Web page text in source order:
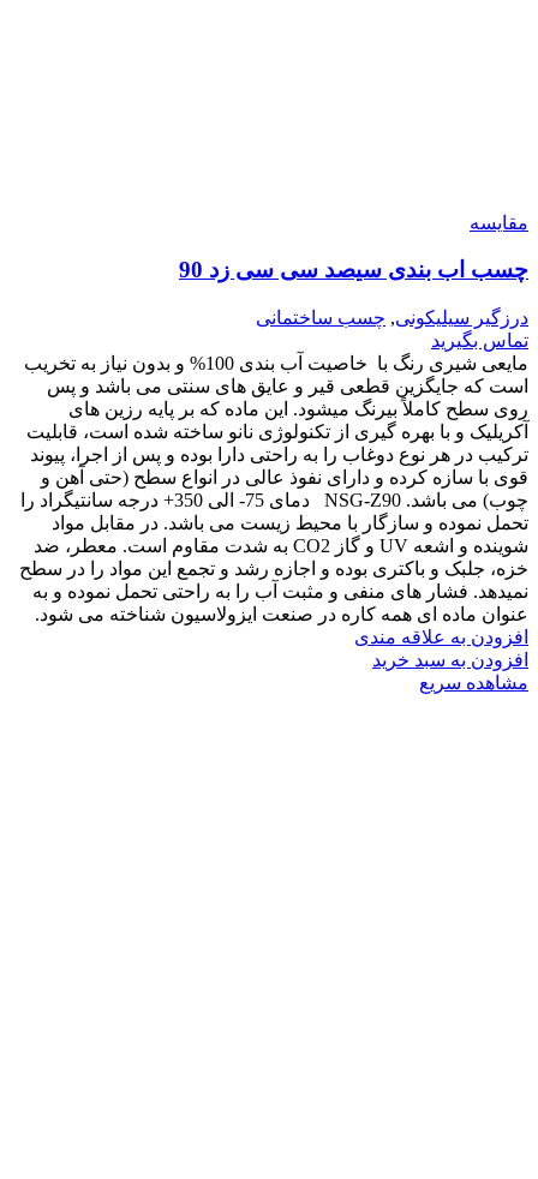
مقایسه
چسب اب بندی سیصد سی سی زد 90
درزگیر سیلیکونی, چسب ساختمانی
تماس بگیرید
مایعی شیری رنگ با خاصیت آب بندی 100% و بدون نیاز به تخریب
است که جایگزین قطعی قیر و عایق های سنتی می باشد و پس
روی سطح کاملاً بیرنگ میشود. این ماده که بر پایه رزین های
آکریلیک و با بهره گیری از تکنولوژی نانو ساخته شده است، قابلیت
ترکیب در هر نوع دوغاب را به راحتی دارا بوده و پس از اجرا، پیوند
قوی با سازه کرده و دارای نفوذ عالی در انواع سطح (حتی آهن و
چوب) می باشد. NSG-Z90 دمای 75- الی 350+ درجه سانتیگراد را
تحمل نموده و سازگار با محیط زیست می باشد. در مقابل مواد
شوینده و اشعه UV و گاز CO2 به شدت مقاوم است. معطر، ضد
خزه، جلبک و باکتری بوده و اجازه رشد و تجمع این مواد را در سطح
نمیدهد. فشار های منفی و مثبت آب را به راحتی تحمل نموده و به
عنوان ماده ای همه کاره در صنعت ایزولاسیون شناخته می شود.
افزودن به علاقه مندی
افزودن به سبد خرید
مشاهده سریع